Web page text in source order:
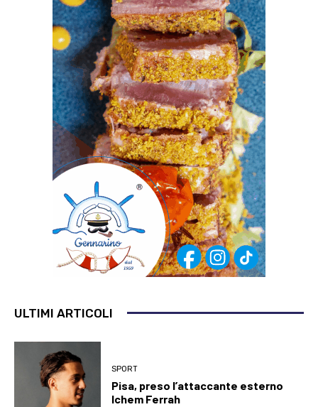
ULTIMI ARTICOLI
SPORT
Pisa, preso l’attaccante esterno
Ichem Ferrah